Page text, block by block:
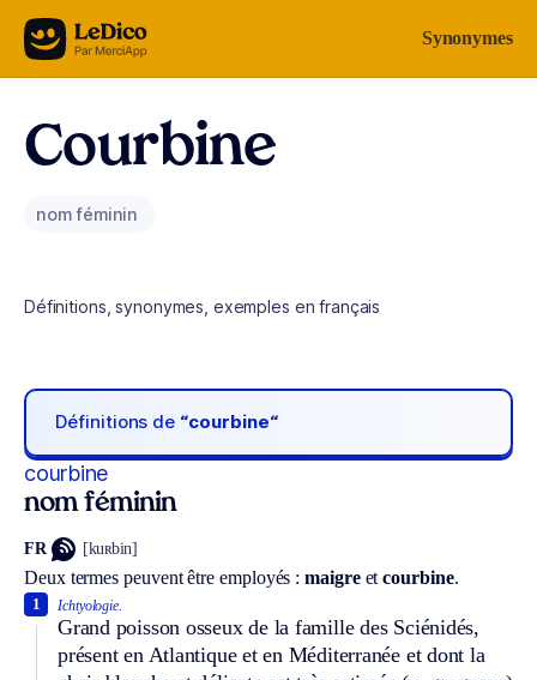
Aller au contenu Synonymes
Courbine
nom féminin
Définitions, synonymes, exemples en français
Définitions de “courbine“
courbine
nom féminin
FR [kuʀbin]
Deux termes peuvent être employés :maigreetcourbine.
Ichtyologie.
Grand poisson osseux de la famille des Sciénidés,
présent en Atlantique et en Méditerranée et dont la
1